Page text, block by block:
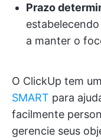
Prazo
a manter o
O ClickUp tem
SMART para
facilmente
gerencie seus